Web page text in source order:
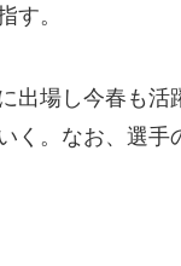
す。
場し今春も活
く。なお、選手